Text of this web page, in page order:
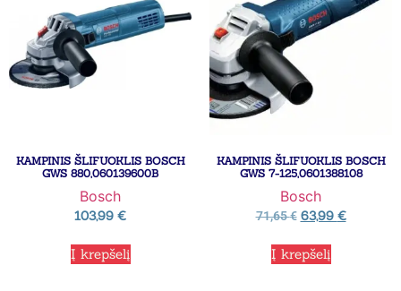
KAMPINIS ŠLIFUOKLIS BOSCH
GWS 880,060139600B
Bosch
103,99 €
Į krepšelį
KAMPINIS ŠLIFUOKLIS BOSCH
GWS 7-125,0601388108
Bosch
71,65€ 63,99 €
Į krepšelį